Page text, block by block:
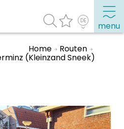
menu
Home Routen
(Kleinzand Sneek)